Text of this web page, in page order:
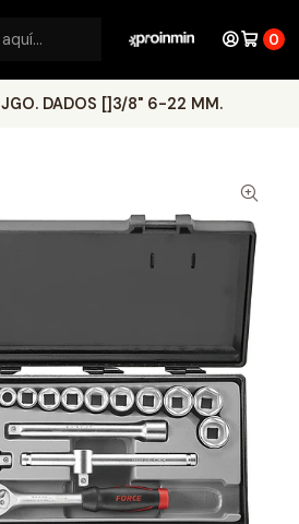
0
JGO. DADOS []3/8" 6-22 MM.